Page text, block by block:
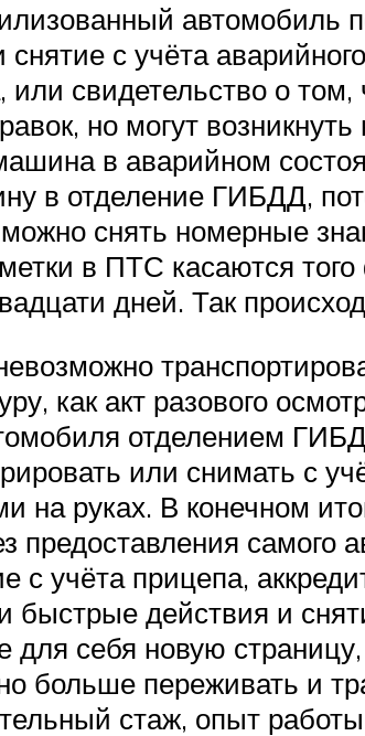
автомобиль
с учёта
свидетельство о
но могут
в аварийном
в отделение ГИБДД,
снять номерные
в ПТС касаются
дней. Так
как акт разового
отделением
или снимать с
на руках. В конечном
предоставления
с учёта прицепа,
действия и
себя новую
больше переживать и
стаж, опыт работы